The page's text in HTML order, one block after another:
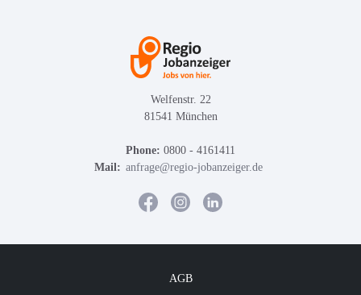
Welfenstr. 22
81541 München
Phone: 0800 - 4161411
Mail: anfrage@regio-jobanzeiger.de
AGB